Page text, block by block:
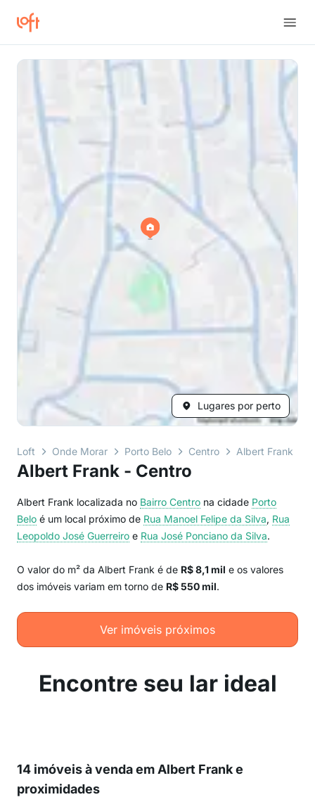
Lugares por perto
Loft Onde Morar Porto Belo Centro Albert Frank
Albert Frank - Centro
Albert Frank localizada no Bairro Centro na cidade Porto
Belo é um local próximo de Rua Manoel Felipe da Silva, Rua
Leopoldo José Guerreiro e Rua José Ponciano da Silva.
O valor do m² da Albert Frank é de R$ 8,1 mil e os valores
dos imóveis variam em torno de R$ 550 mil.
Ver imóveis próximos
Encontre seu lar ideal
14 imóveis à venda em Albert Frank e
proximidades